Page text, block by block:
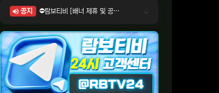
공지
⛔람보티비 [배너 제휴 및 공식 입점 문의 안내]
⛔람보티비 [정회원 등급UP! 안내사항]
⛔람보티비 [채팅방 이용시 주의사항]
⛔람보티비 [공식보증업체 안내]